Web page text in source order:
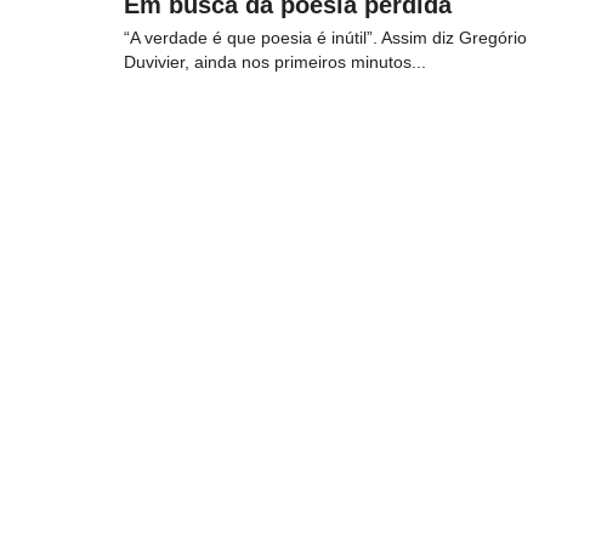
“A verdade é que poesia é inútil”. Assim diz Gregório
Duvivier, ainda nos primeiros minutos...